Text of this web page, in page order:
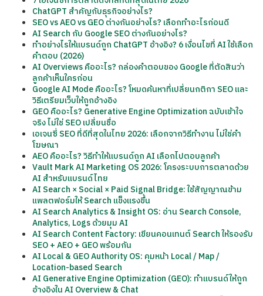
ChatGPT สำคัญกับธุรกิจอย่างไร?
SEO vs AEO vs GEO ต่างกันอย่างไร? เลือกทำอะไรก่อนดี
AI Search กับ Google SEO ต่างกันอย่างไร?
ทำอย่างไรให้แบรนด์ถูก ChatGPT อ้างอิง? 6 เงื่อนไขที่ AI ใช้เลือก
คำตอบ (2026)
AI Overviews คืออะไร? กล่องคำตอบของ Google ที่ตัดสินว่า
ลูกค้าเห็นใครก่อน
Google AI Mode คืออะไร? โหมดค้นหาที่เปลี่ยนกติกา SEO และ
วิธีเตรียมเว็บให้ถูกอ้างอิง
GEO คืออะไร? Generative Engine Optimization ฉบับเข้าใจ
จริง ไม่ใช่ SEO เปลี่ยนชื่อ
เอเจนซี่ SEO ที่ดีที่สุดในไทย 2026: เลือกจากวิธีทำงาน ไม่ใช่คำ
โฆษณา
AEO คืออะไร? วิธีทำให้แบรนด์ถูก AI เลือกไปตอบลูกค้า
Vault Mark AI Marketing OS 2026: โครงระบบการตลาดด้วย
AI สำหรับแบรนด์ไทย
AI Search × Social × Paid Signal Bridge: ใช้สัญญาณข้าม
แพลตฟอร์มให้ Search แข็งแรงขึ้น
AI Search Analytics & Insight OS: อ่าน Search Console,
Analytics, Logs ด้วยมุม AI
AI Search Content Factory: เขียนคอนเทนต์ Search ให้รองรับ
SEO + AEO + GEO พร้อมกัน
AI Local & GEO Authority OS: คุมหน้า Local / Map /
Location-based Search
AI Generative Engine Optimization (GEO): ทำแบรนด์ให้ถูก
อ้างอิงใน AI Overview & Chat